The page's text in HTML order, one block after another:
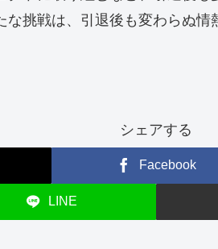
挑戦は、引退後も変わらぬ情
シェアする
Facebook
LINE